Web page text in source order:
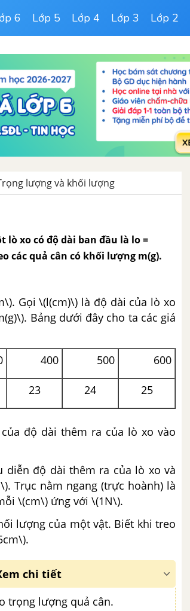
6 Lớp 5 Lớp 4 Lớp 3 Lớp 2
lượng và khối lượng
lò xo có độ dài ban đầu là lo =
các quả cân có khối lượng m(g).
Gọi \(l(cm)\) là độ dài của lò xo
Bảng dưới đây cho ta các giá
400 500 600
23 24 25
độ dài thêm ra của lò xo vào
diễn độ dài thêm ra của lò xo và
Trục nằm ngang (trực hoành) là
\(cm\) ứng với \(1N\).
lượng của một vật. Biết khi treo
chi tiết
trọng lượng quả cân.